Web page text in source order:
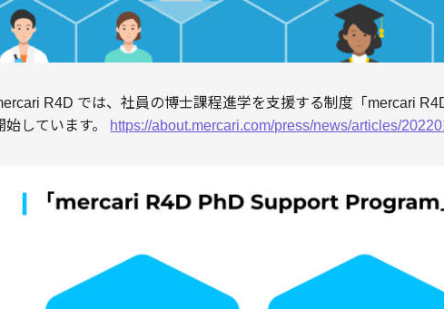
R4D では、社員の博士課程進学を支援する制度「mercari
始しています。 https://about.mercari.com/press/news/articles/